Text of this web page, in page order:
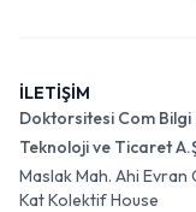
İLETİŞİM
Doktorsitesi Com Bilgi
Teknoloji ve Ticaret
Maslak Mah. Ahi Evran
Kat Kolektif House